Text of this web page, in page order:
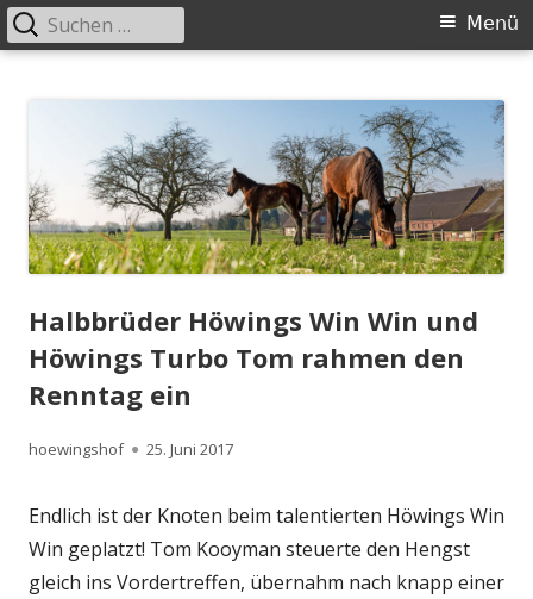
Primäres
Menü
Suchen
nach:
Halbbrüder Höwings Win Win und
Höwings Turbo Tom rahmen den
Renntag ein
Autor
hoewingshof
Veröffentlicht
25. Juni 2017
Endlich ist der Knoten beim talentierten Höwings Win
Win geplatzt! Tom Kooyman steuerte den Hengst
gleich ins Vordertreffen, übernahm nach knapp einer